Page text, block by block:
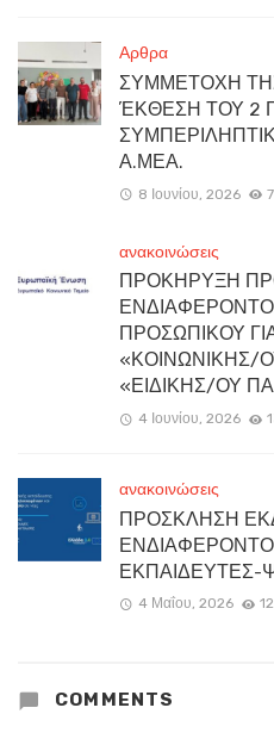
Αρθρα
ΣΥΜΜΕΤΟΧΗ
ΈΚΘΕΣΗ ΤΟΥ 2
Α.ΜΕΑ.
8 Ιουνίου, 2026
ανακοινώσεις
ΠΡΟΚΗΡΥΞΗ
ΠΡΟΣΩΠΙΚΟΥ
«ΚΟΙΝΩΝΙΚΗΣ/
«ΕΙΔΙΚΗΣ/ΟΥ
4 Ιουνίου, 2026
ανακοινώσεις
ΠΡΟΣΚΛΗΣΗ
ΕΚΠΑΙΔΕΥΤΕΣ-
4 Μαΐου, 2026
COMMENTS